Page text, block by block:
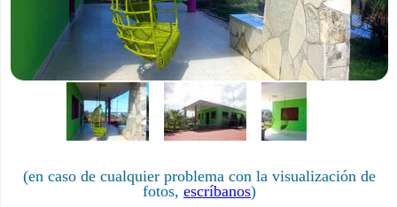
(en caso de cualquier problema con la visualización de
fotos, escríbanos)